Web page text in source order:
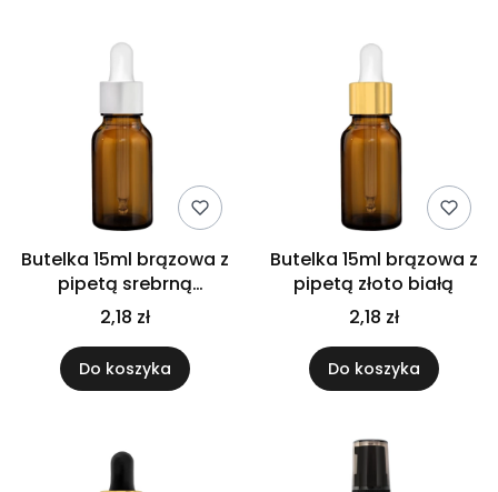
Butelka 15ml brązowa z
pipetą srebrną
matową
2,18 zł
Do koszyka
Butelka 15ml brązowa z
pipetą złoto białą
2,18 zł
Do koszyka